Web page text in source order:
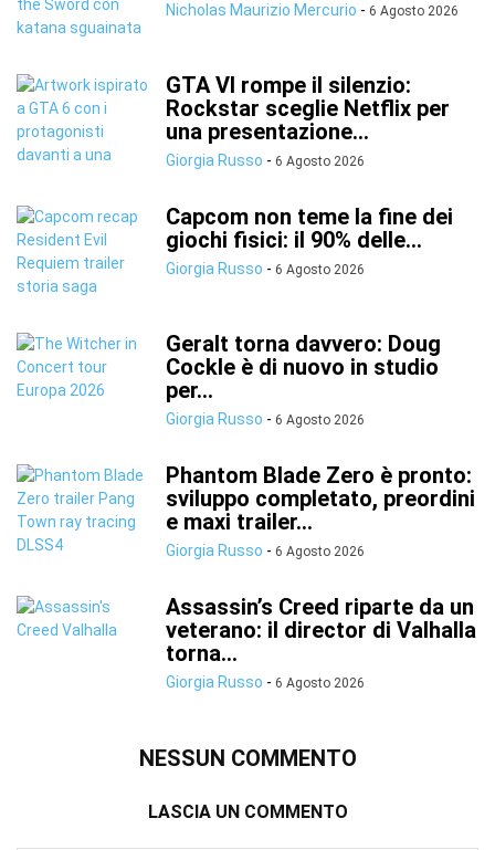
Nicholas Maurizio Mercurio - 6 Agosto 2026
GTA VI rompe il silenzio:
Rockstar sceglie Netflix per
una presentazione...
Giorgia Russo - 6 Agosto 2026
Capcom non teme la fine dei
giochi fisici: il 90% delle...
Giorgia Russo - 6 Agosto 2026
Geralt torna davvero: Doug
Cockle è di nuovo in studio
per...
Giorgia Russo - 6 Agosto 2026
Phantom Blade Zero è pronto:
sviluppo completato, preordini
e maxi trailer...
Giorgia Russo - 6 Agosto 2026
Assassin’s Creed riparte da un
veterano: il director di Valhalla
torna...
Giorgia Russo - 6 Agosto 2026
NESSUN COMMENTO
LASCIA UN COMMENTO